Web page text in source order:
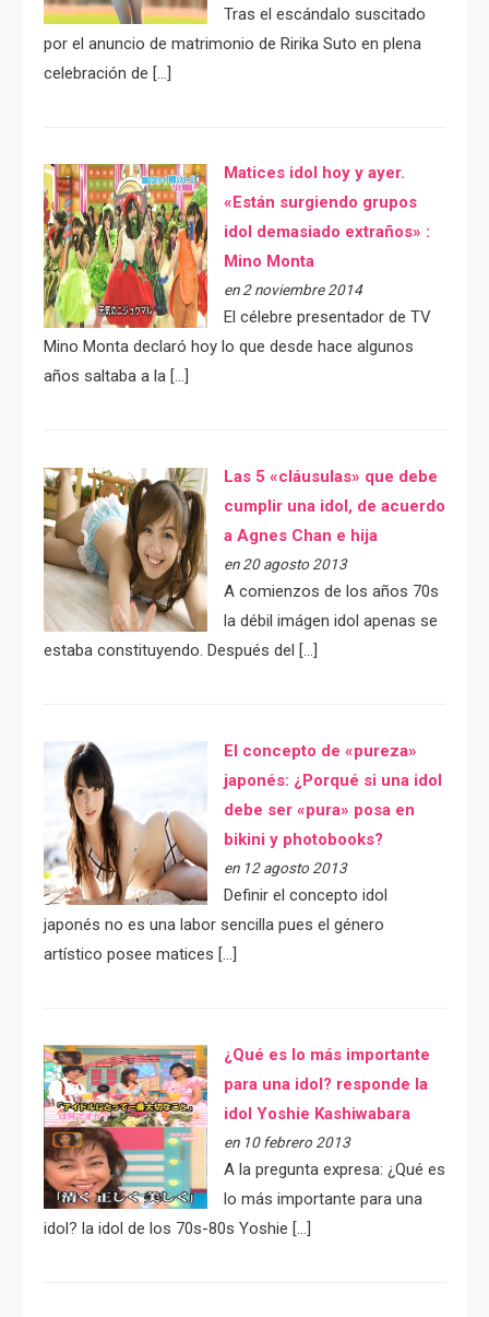
Tras el escándalo suscitado
por el anuncio de matrimonio de Ririka Suto en plena
celebración de […]
Matices idol hoy y ayer.
«Están surgiendo grupos
idol demasiado extraños» :
Mino Monta
en 2 noviembre 2014
El célebre presentador de TV
Mino Monta declaró hoy lo que desde hace algunos
años saltaba a la […]
Las 5 «cláusulas» que debe
cumplir una idol, de acuerdo
a Agnes Chan e hija
en 20 agosto 2013
A comienzos de los años 70s
la débil imágen idol apenas se
estaba constituyendo. Después del […]
El concepto de «pureza»
japonés: ¿Porqué si una idol
debe ser «pura» posa en
bikini y photobooks?
en 12 agosto 2013
Definir el concepto idol
japonés no es una labor sencilla pues el género
artístico posee matices […]
¿Qué es lo más importante
para una idol? responde la
idol Yoshie Kashiwabara
en 10 febrero 2013
A la pregunta expresa: ¿Qué es
lo más importante para una
idol? la idol de los 70s-80s Yoshie […]